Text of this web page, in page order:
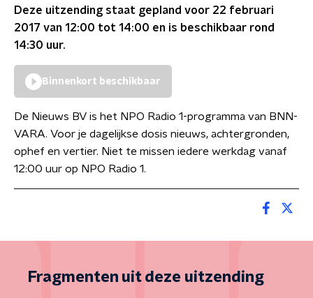
Deze uitzending staat gepland voor 22 februari
2017 van 12:00 tot 14:00 en is beschikbaar rond
14:30 uur.
Binnenkort beschikbaar
De Nieuws BV is het NPO Radio 1-programma van BNN-
VARA. Voor je dagelijkse dosis nieuws, achtergronden,
ophef en vertier. Niet te missen iedere werkdag vanaf
12:00 uur op NPO Radio 1.
Fragmenten uit deze uitzending